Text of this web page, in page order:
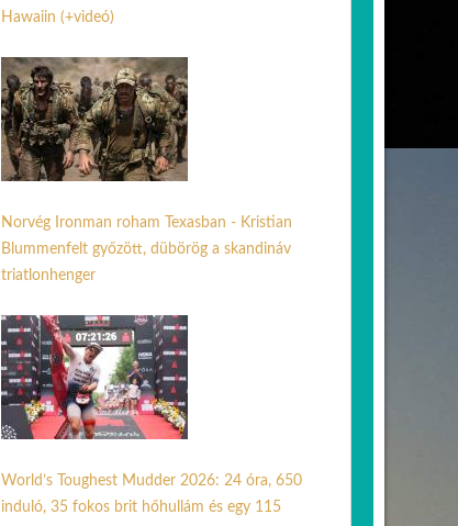
Hawaiin (+videó)
Norvég Ironman roham Texasban - Kristian
Blummenfelt győzött, dübörög a skandináv
triatlonhenger
World’s Toughest Mudder 2026: 24 óra, 650
induló, 35 fokos brit hőhullám és egy 115